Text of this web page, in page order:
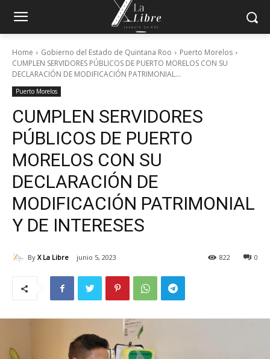
Home Gobierno del Estado de Quintana Roo
Puerto Morelos
CUMPLEN SERVIDORES PÚBLICOS DE PUERTO MORELOS CON SU
DECLARACIÓN DE MODIFICACIÓN PATRIMONIAL...
Puerto Morelos
CUMPLEN SERVIDORES
PÚBLICOS DE PUERTO
MORELOS CON SU
DECLARACIÓN DE
MODIFICACIÓN PATRIMONIAL
Y DE INTERESES
By X La Libre junio 5, 2023 0
822